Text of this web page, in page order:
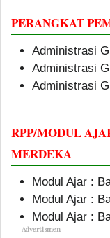
PERANGKAT
Administrasi
Administrasi
Administrasi
RPP/MODUL
MERDEKA
Modul Ajar :
Modul Ajar :
Modul Ajar :
Advertismen